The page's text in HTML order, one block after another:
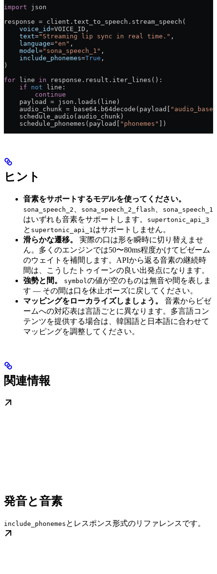
import json
response = client.text_to_speech.stream_speech(
    voice_id
=VOICE_ID,
    text
="Streaming lip sync in real time." ,
    language
="en" ,
    model
="sona_speech_1" ,
    include_phonemes
=True ,
)
for line in response.result.iter_lines():
    if
not line:
        continue
    payload = json.loads(line)
    audio_chunk = base64.b64decode(payload[
    schedule_audio(audio_chunk)
    schedule_phonemes(payload[
"phonemes" ])
ヒント
音素をサポートするモデルを使ってください。
sona_speech_2 sona_speech_2_flash sona_speech_1
はいずれも音素をサポートします。 supertonic_api_3
と supertonic_api_1はサポートしません。
滑らかな遷移。
実際の口は形を瞬時に切り替えませ
ん。多くのエンジンでは50〜80ms程度かけてビゼーム
のウェイトを補間します。APIから返る音素の継続時
間は、こうしたトゥイーンの良い出発点になります。
強勢と間。
symbolの値が空のものは無音や間を表しま
す — その間は口を休止ポーズに戻してください。
マッピングをローカライズしましょう。
音素からビゼ
ームへの対応表は言語ごとに異なります。多言語コン
テンツを提供する場合は、韓国語と日本語に合わせて
マッピングを調整してください。
関連情報
発音と音素
include_phonemes とレスポンス形式のリファレンスです。